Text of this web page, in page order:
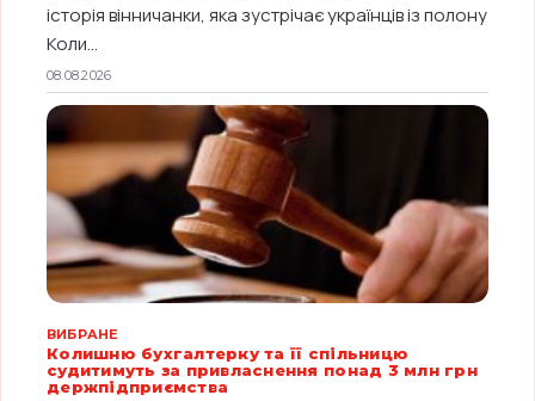
історія вінничанки, яка зустрічає українців із полону
Коли...
08.08.2026
ВИБРАНЕ
Колишню бухгалтерку та її спільницю
судитимуть за привласнення понад 3 млн грн
держпідприємства